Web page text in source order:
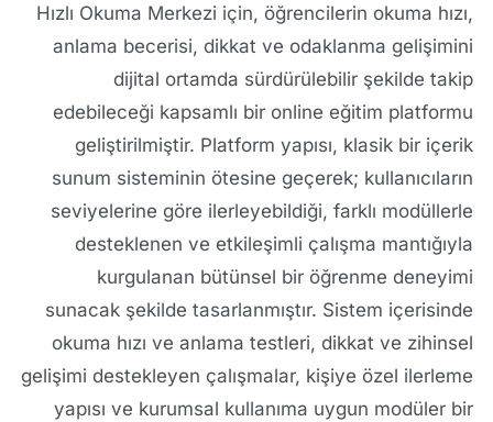
Hızlı Okuma Merkezi için, öğrencilerin okuma hızı,
anlama becerisi, dikkat ve odaklanma gelişimini
dijital ortamda sürdürülebilir şekilde takip
edebileceği kapsamlı bir online eğitim platformu
geliştirilmiştir. Platform yapısı, klasik bir içerik
sunum sisteminin ötesine geçerek; kullanıcıların
seviyelerine göre ilerleyebildiği, farklı modüllerle
desteklenen ve etkileşimli çalışma mantığıyla
kurgulanan bütünsel bir öğrenme deneyimi
sunacak şekilde tasarlanmıştır. Sistem içerisinde
okuma hızı ve anlama testleri, dikkat ve zihinsel
gelişimi destekleyen çalışmalar, kişiye özel ilerleme
yapısı ve kurumsal kullanıma uygun modüler bir